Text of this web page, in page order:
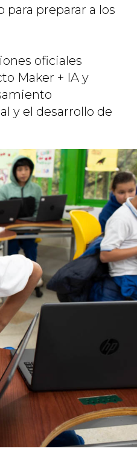
preparar a los
oficiales
Maker + IA y
y el desarrollo de